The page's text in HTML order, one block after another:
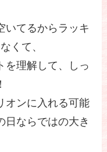
いてるからラッキ
くて、
を理解して、しっ
オンに入れる可能
日ならではの大き